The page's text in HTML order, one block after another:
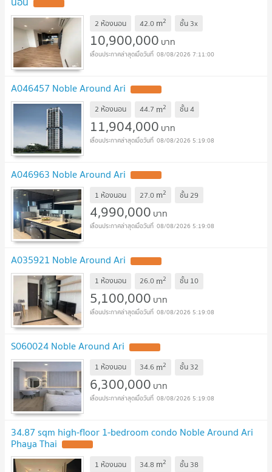
2 ห้องนอน 42.0 m2 ชั้น 3x
10,900,000 บาท
08/08/2026 7:11:00
A046457 Noble Around Ari
2 ห้องนอน 44.7 m2 ชั้น4
11,904,000 บาท
08/08/2026 5:19:08
A046963 Noble Around Ari
1 ห้องนอน 27.0 m2 ชั้น29
4,990,000 บาท
08/08/2026 5:19:08
A035921 Noble Around Ari
1 ห้องนอน 26.0 m2 ชั้น 10
5,100,000 บาท
08/08/2026 5:19:08
S060024 Noble Around Ari
1 ห้องนอน 34.6 m2 ชั้น 32
6,300,000 บาท
08/08/2026 5:19:08
34.87 sqm high-floor 1-bedroom condo Noble Around Ari
Phaya Thai
1 ห้องนอน 34.8 m2 ชั้น 38